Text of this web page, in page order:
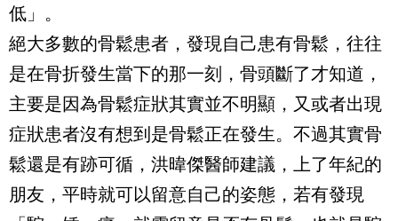
低」。
絕大多數的骨鬆患者，發現自己患有骨鬆，往往
是在骨折發生當下的那一刻，骨頭斷了才知道，
主要是因為骨鬆症狀其實並不明顯，又或者出現
症狀患者沒有想到是骨鬆正在發生。不過其實骨
鬆還是有跡可循，洪暐傑醫師建議，上了年紀的
朋友，平時就可以留意自己的姿態，若有發現